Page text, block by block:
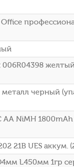
черный
NiMH 1800mAh
21В UES аккум.
L450мм 1гр